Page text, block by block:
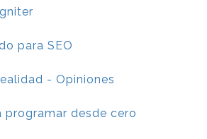
para SEO
- Opiniones
programar desde cero